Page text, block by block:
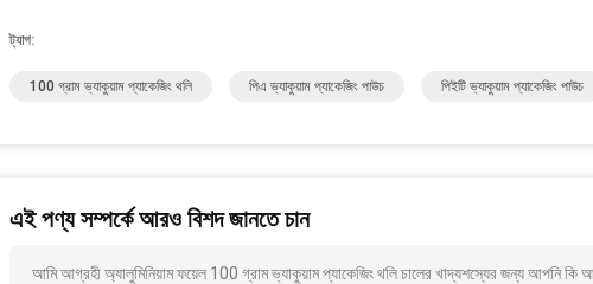
ট্যাগ:
100 গ্রাম ভ্যাকুয়াম প্যাকেজিং থলি পিএ ভ্যাকুয়াম প্যাকেজিং পাউচ পিইটি ভ্যাকুয়াম প্যাকেজিং পাউচ
এই পণ্য সম্পর্কে আরও বিশদ জানতে চান
আমি আগ্রহী অ্যালুমিনিয়াম ফয়েল 100 গ্রাম ভ্যাকুয়াম প্যাকেজিং থলি চালের খাদ্যশস্যের জন্য আপনি কি